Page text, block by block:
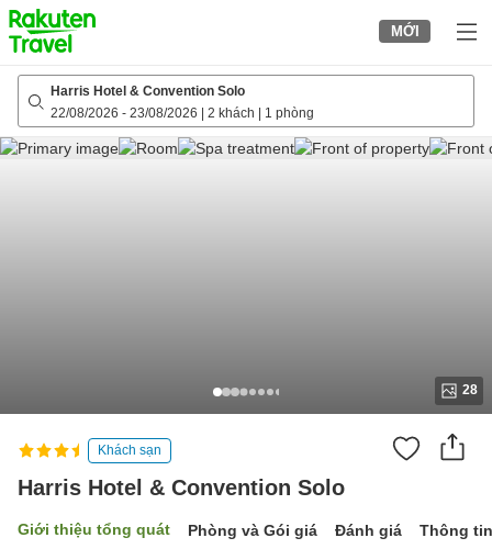
to
top
page
MỚI
Harris Hotel & Convention Solo
22/08/2026 - 23/08/2026 2 khách 1 phòng
28
Khách sạn
Harris Hotel & Convention Solo
Giới thiệu tổng quát Phòng và Gói giá Đánh giá Thông